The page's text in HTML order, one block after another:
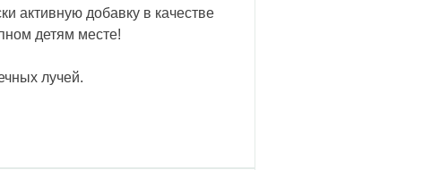
активную добавку в качестве
детям месте!
лучей.